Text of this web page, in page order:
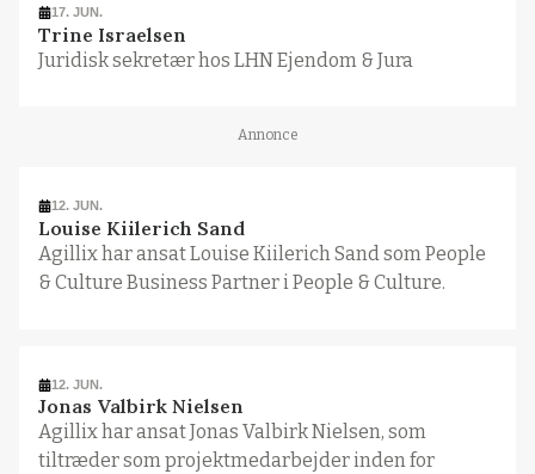
17. JUN.
Trine Israelsen
Juridisk sekretær hos LHN Ejendom & Jura
Annonce
12. JUN.
Louise Kiilerich Sand
Agillix har ansat Louise Kiilerich Sand som People
& Culture Business Partner i People & Culture.
12. JUN.
Jonas Valbirk Nielsen
Agillix har ansat Jonas Valbirk Nielsen, som
tiltræder som projektmedarbejder inden for